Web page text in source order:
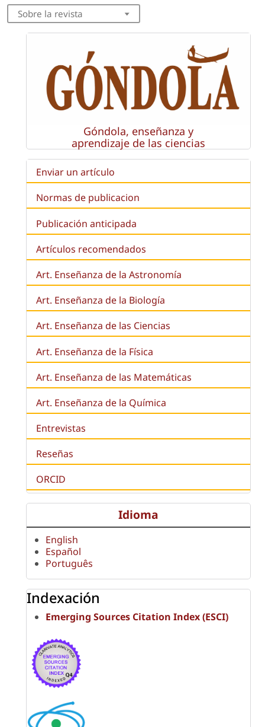
Sobre la revista
Góndola, enseñanza y
aprendizaje de las ciencias
Enviar un artículo
Normas de publicacion
Publicación anticipada
Artículos recomendados
Art. Enseñanza de la Astronomía
Art. Enseñanza de la Biología
Art. Enseñanza de las Ciencias
Art. Enseñanza de la Física
Art. Enseñanza de las Matemáticas
Art. Enseñanza de la Química
Entrevistas
Reseñas
ORCID
Idioma
English
Español
Português
Indexación
Emerging Sources Citation Index (ESCI)